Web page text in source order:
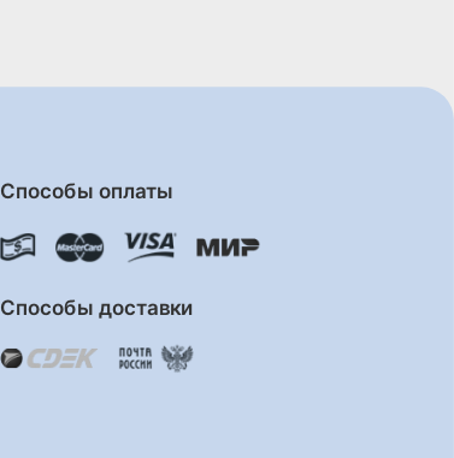
Способы оплаты
Способы доставки